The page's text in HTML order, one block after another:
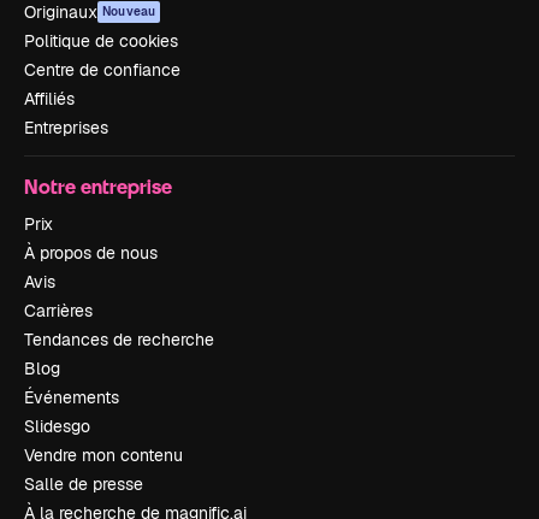
Originaux Nouveau
Politique de cookies
Centre de confiance
Affiliés
Entreprises
Notre entreprise
Prix
À propos de nous
Avis
Carrières
Tendances de recherche
Blog
Événements
Slidesgo
Vendre mon contenu
Salle de presse
À la recherche de magnific.ai